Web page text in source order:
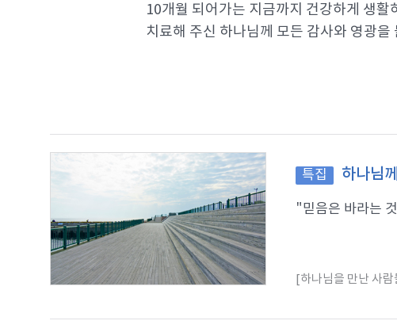
10개월 되어가는 지금까지 건강하게 생
치료해 주신 하나님께 모든 감사와 영광을
특집 하나님
"믿음은 바라는
[하나님을 만난 사람